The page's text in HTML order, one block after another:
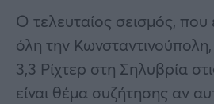
Ο τελευταίος σεισμός, που
όλη την
3,3 Ρίχτερ στη Σηλυβρία
είναι θέμα συζήτησης αν